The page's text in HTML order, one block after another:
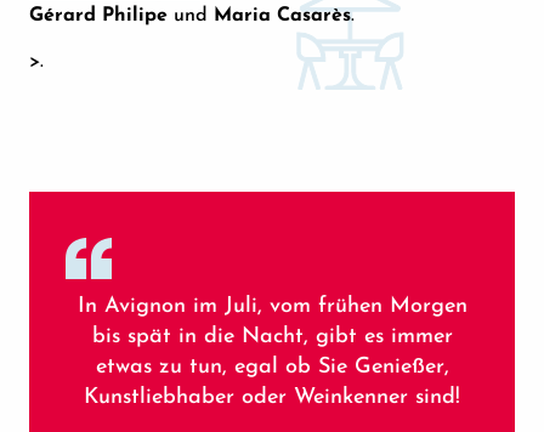
Gérard Philipe und Maria Casarès.
>.
In Avignon im Juli, vom frühen Morgen
bis spät in die Nacht, gibt es immer
etwas zu tun, egal ob Sie Genießer,
Kunstliebhaber oder Weinkenner sind!